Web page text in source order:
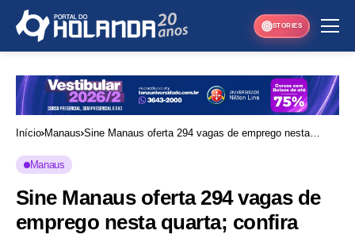
STORIES
Início Manaus Sine Manaus oferta 294 vagas de emprego nesta
Manaus
Sine Manaus oferta 294 vagas de
emprego nesta quarta; confira